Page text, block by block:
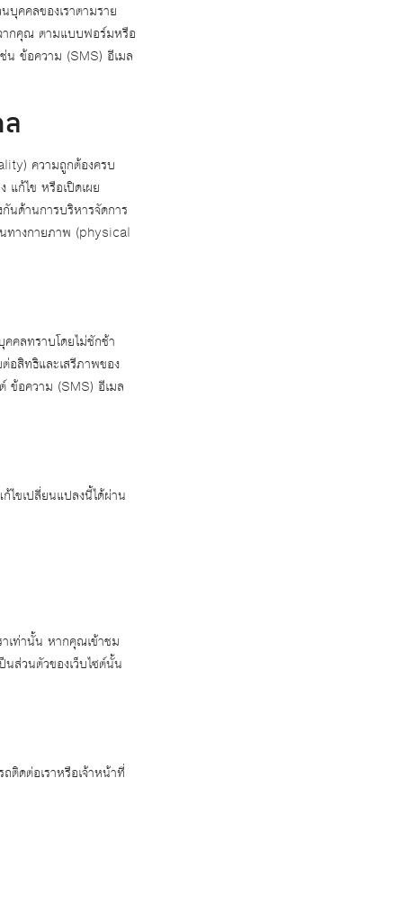
คคลของเราตามราย
จากคุณ ตามแบบฟอร์มหรือ
น ข้อความ (SMS) อีเมล
ความถูกต้องครบ
ก้ไข หรือเปิดเผย
นด้านการบริหารจัดการ
ทางกายภาพ (physical
คลทราบโดยไม่ชักช้า
อสิทธิและเสรีภาพของ
ข้อความ (SMS) อีเมล
ไขเปลี่ยนแปลงนี้ได้ผ่าน
เท่านั้น หากคุณเข้าชม
นส่วนตัวของเว็บไซต์นั้น
ดต่อเราหรือเจ้าหน้าที่